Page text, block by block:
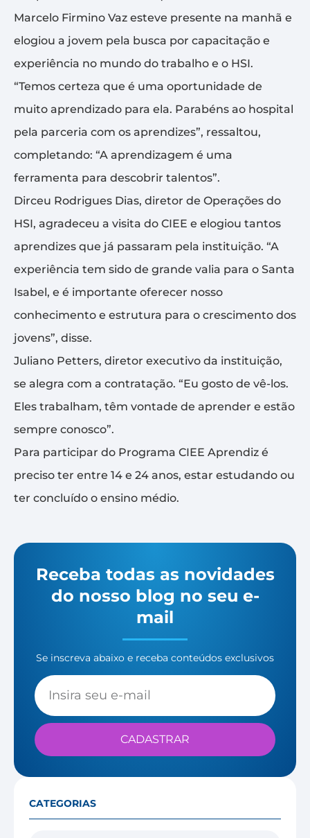
Marcelo Firmino Vaz esteve presente na manhã e
elogiou a jovem pela busca por capacitação e
experiência no mundo do trabalho e o HSI.
“Temos certeza que é uma oportunidade de
muito aprendizado para ela. Parabéns ao hospital
pela parceria com os aprendizes”, ressaltou,
completando: “A aprendizagem é uma
ferramenta para descobrir talentos”.
Dirceu Rodrigues Dias, diretor de Operações do
HSI, agradeceu a visita do CIEE e elogiou tantos
aprendizes que já passaram pela instituição. “A
experiência tem sido de grande valia para o Santa
Isabel, e é importante oferecer nosso
conhecimento e estrutura para o crescimento dos
jovens”, disse.
Juliano Petters, diretor executivo da instituição,
se alegra com a contratação. “Eu gosto de vê-los.
Eles trabalham, têm vontade de aprender e estão
sempre conosco”.
Para participar do Programa CIEE Aprendiz é
preciso ter entre 14 e 24 anos, estar estudando ou
ter concluído o ensino médio.
Receba todas as novidades
do nosso blog no seu e-
mail
Se inscreva abaixo e receba conteúdos exclusivos
CADASTRAR
CATEGORIAS